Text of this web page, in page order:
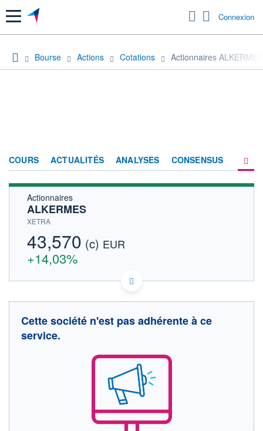
Menu Connexion
Bourse Actions Cotations Actionnaires ALKERMES
COURS ACTUALITÉS ANALYSES CONSENSUS
Actionnaires
ALKERMES
XETRA
43,570 (c) EUR
+14,03%
IE00B56GVS15 8AK
Cotation sur les autres places
OUVERTURE
+ BAS
0,000
CAPITAL ÉCHANGÉ
DERNIER ÉCHANGE
05.08.26 / 17:35:44
Cette société n'est pas adhérente à ce
service.